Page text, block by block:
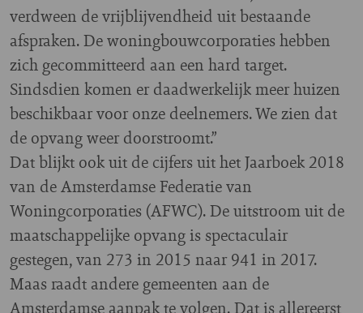
verdween de vrijblijvendheid uit bestaande
afspraken. De woningbouwcorporaties hebben
zich gecommitteerd aan een hard target.
Sindsdien komen er daadwerkelijk meer huizen
beschikbaar voor onze deelnemers. We zien dat
de opvang weer doorstroomt.”
Dat blijkt ook uit de cijfers uit het Jaarboek 2018
van de Amsterdamse Federatie van
Woningcorporaties (AFWC). De uitstroom uit de
maatschappelijke opvang is spectaculair
gestegen, van 273 in 2015 naar 941 in 2017.
Maas raadt andere gemeenten aan de
Amsterdamse aanpak te volgen. Dat is allereerst